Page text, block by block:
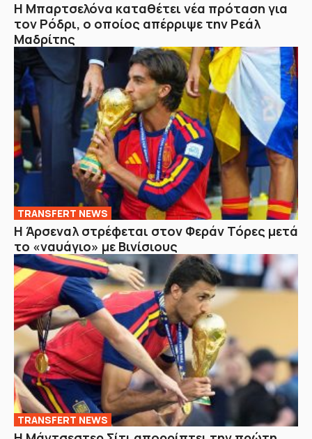
Η Μπαρτσελόνα καταθέτει νέα πρόταση για
τον Ρόδρι, ο οποίος απέρριψε την Ρεάλ
Μαδρίτης
TRANSFERT NEWS
Η Άρσεναλ στρέφεται στον Φεράν Τόρες μετά
το «ναυάγιο» με Βινίσιους
TRANSFERT NEWS